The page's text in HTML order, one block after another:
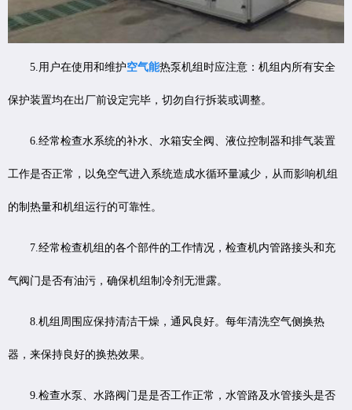
5.用户在使用和维护空气能热泵机组时应注意：机组内所有安全
保护装置均在出厂前设定完毕，切勿自行拆装或调整。
6.经常检查水系统的补水、水箱安全阀、液位控制器和排气装置
工作是否正常，以免空气进入系统造成水循环量减少，从而影响机组
的制热量和机组运行的可靠性。
7.经常检查机组的各个部件的工作情况，检查机内管路接头和充
气阀门是否有油污，确保机组制冷剂无泄露。
8.机组周围应保持清洁干燥，通风良好。每年清洗空气侧换热
器，来保持良好的换热效果。
9.检查水泵、水路阀门是是否工作正常，水管路及水管接头是否